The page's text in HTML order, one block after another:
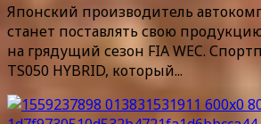
Японский производитель
станет поставлять свою
на грядущий сезон FIA WEC.
TS050 HYBRID, который...